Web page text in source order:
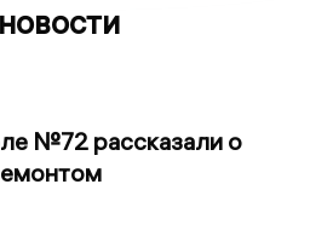
№72 рассказали о